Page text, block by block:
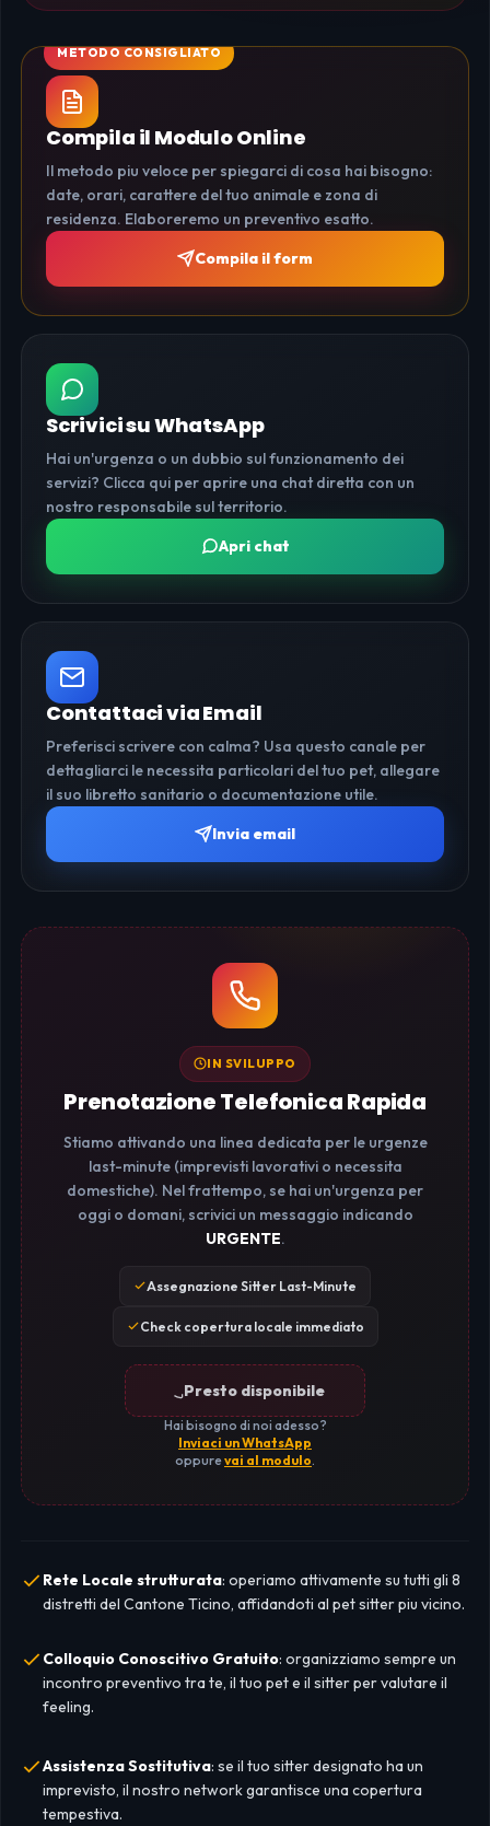
Compila il Modulo Online
Il metodo piu veloce per spiegarci di cosa hai bisogno:
date, orari, carattere del tuo animale e zona di
residenza. Elaboreremo un preventivo esatto.
Compila il form
Scrivici su WhatsApp
Hai un'urgenza o un dubbio sul funzionamento dei
servizi? Clicca qui per aprire una chat diretta con un
nostro responsabile sul territorio.
Apri chat
Contattaci via Email
Preferisci scrivere con calma? Usa questo canale per
dettagliarci le necessita particolari del tuo pet, allegare
il suo libretto sanitario o documentazione utile.
Invia email
IN SVILUPPO
Prenotazione Telefonica Rapida
Stiamo attivando una linea dedicata per le urgenze
last-minute (imprevisti lavorativi o necessita
domestiche). Nel frattempo, se hai un'urgenza per
oggi o domani, scrivici un messaggio indicando
URGENTE.
Assegnazione Sitter Last-Minute
Check copertura locale immediato
Presto disponibile
Hai bisogno di noi adesso?
Inviaci un WhatsApp
oppurevai al modulo.
Rete Locale strutturata: operiamo attivamente su tutti gli 8
distretti del Cantone Ticino, affidandoti al pet sitter piu vicino.
Colloquio Conoscitivo Gratuito: organizziamo sempre un
incontro preventivo tra te, il tuo pet e il sitter per valutare il
feeling.
Assistenza Sostitutiva: se il tuo sitter designato ha un
imprevisto, il nostro network garantisce una copertura
tempestiva.